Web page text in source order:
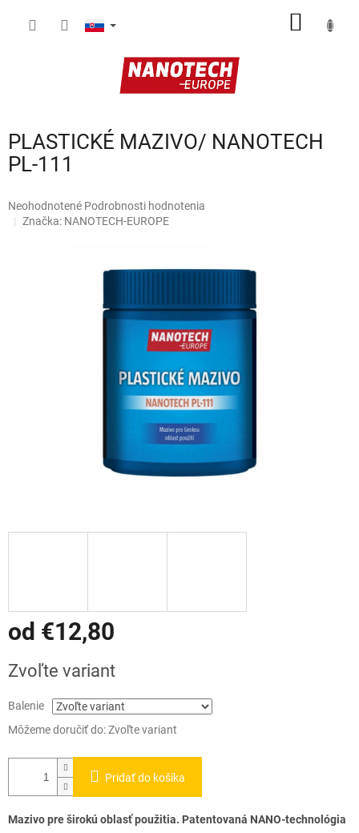
PLASTICKÉ MAZIVO/ NANOTECH
PL-111
Priemerné
hodnotenie
Neohodnotené Podrobnosti hodnotenia
Značka: NANOTECH-EUROPE
od €12,80
cena:
Zvoľte variant
Balenie
Môžeme doručiť do:Zvoľte variant
Pridať do košíka
Mazivo pre širokú oblasť použitia. Patentovaná NANO-technológia